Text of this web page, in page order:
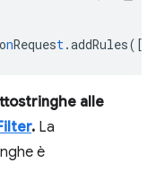
nRequest.addRules( [
alle
. La
è